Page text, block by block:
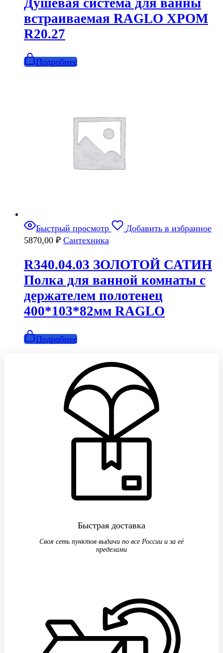
встраиваемая RAGLO ХРОМ
R20.27
Подробнее
Быстрый просмотр
Добавить в избранное
5870,00 ₽ Сантехника
R340.04.03 ЗОЛОТОЙ САТИН
Полка для ванной комнаты с
держателем полотенец
400*103*82мм RAGLO
Подробнее
Быстрая доставка
Своя сеть пунктов выдачи по все России и за её
пределами